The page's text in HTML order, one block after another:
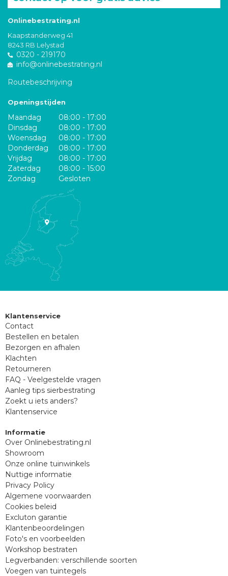
Onlinebestrating.nl
Kaapstanderweg 41
8243 RB Lelystad
0320 - 219170
info@onlinebestrating.nl
Routebeschrijving
Openingstijden
Maandag
08:00 - 17:00
Dinsdag
08:00 - 17:00
Woensdag
08:00 - 17:00
Donderdag
08:00 - 17:00
Vrijdag
08:00 - 17:00
Zaterdag
08:00 - 15:00
Zondag
Gesloten
Klantenservice
Contact
Bestellen en betalen
Bezorgen en afhalen
Klachten
Retourneren
FAQ - Veelgestelde vragen
Aanleg tips sierbestrating
Zoekt u iets anders?
Klantenservice
Informatie
Over Onlinebestrating.nl
Showroom
Onze online tuinwinkels
Nuttige informatie
Privacy Policy
Algemene voorwaarden
Cookies beleid
Excluton garantie
Klantenbeoordelingen
Foto's en voorbeelden
Workshop bestraten
Legverbanden: verschillende soorten
Voegen van tuintegels